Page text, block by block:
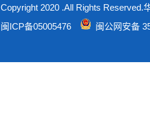
Copyright 2020 .All Rights Reserved.
闽ICP备05005476
闽公网安备